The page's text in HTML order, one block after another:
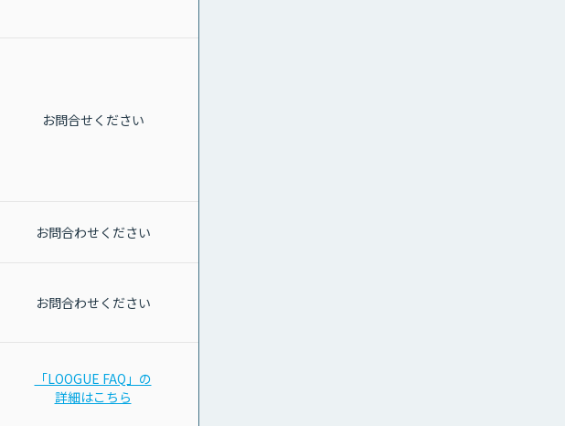
お問合せください
お問合わせください
お問合わせください
「LOOGUE FAQ」の
詳細はこちら